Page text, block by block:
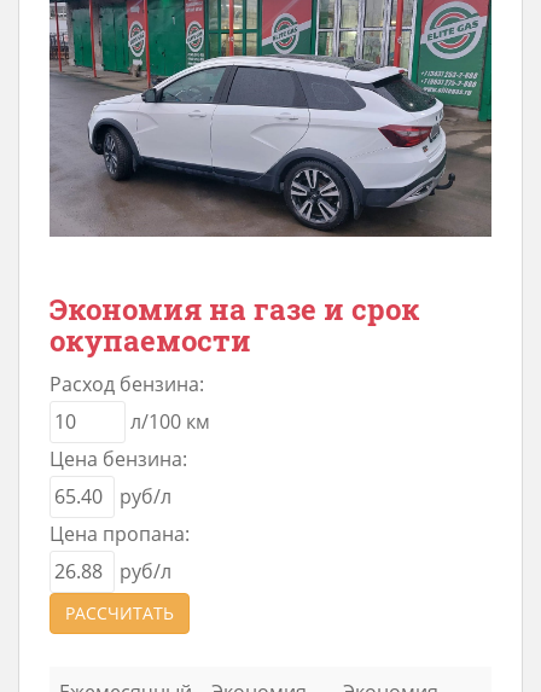
Экономия на газе и срок
окупаемости
Расход бензина:
л/100 км
Цена бензина:
руб/л
Цена пропана:
руб/л
РАССЧИТАТЬ